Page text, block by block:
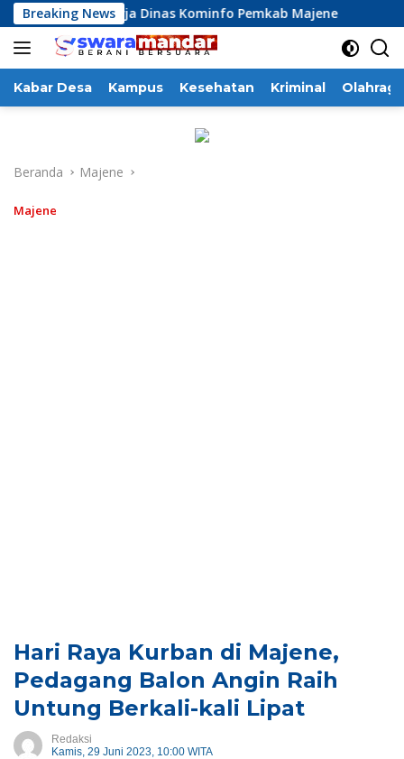
Langsung
ke
konten
Breaking News
Kinerja Dinas Kominfo Pemkab Majene 13
Kabar Desa Kampus Kesehatan Kriminal Olahraga
Beranda Majene
Majene
Hari Raya Kurban di Majene,
Pedagang Balon Angin Raih
Untung Berkali-kali Lipat
Redaksi
Kamis, 29 Juni 2023, 10:00 WITA